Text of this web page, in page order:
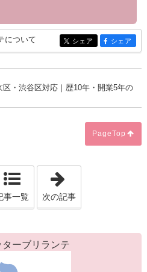
について entry352
シェア entry352
シェア
・渋谷区対応｜歴10年・開業5年の
PageTop
新宿区早稲田発のペットシッターブ
事一覧 次の記事
ーブリランテ